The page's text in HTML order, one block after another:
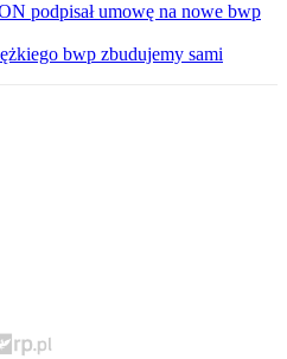
podpisał umowę na nowe bwp
bwp zbudujemy sami